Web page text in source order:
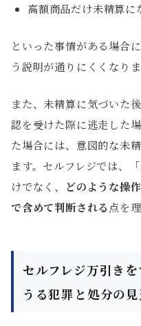
高額商品だけ未精算に
といった事情がある場合
う説明が通りにくくなりま
また、未精算に気づいた
認を受けた際に逃走した
た場合には、意図的な未
ます。セルフレジでは、
けでなく、
どのような操
で含めて判断される 点を
セルフレジ万引き
うる犯罪と処分の